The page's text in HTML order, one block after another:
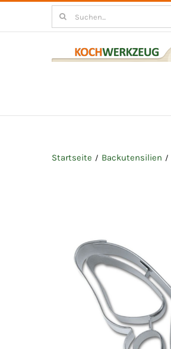
Suchen
nach:
Startseite Backutensilien